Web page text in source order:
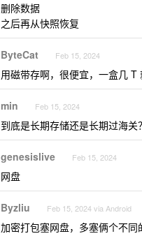
删除数据
之后再从快照恢复
ByteCat Feb 15, 2024
用磁带存啊，很便宜，一盒几
min Feb 15, 2024
到底是长期存储还是长期过海关？
genesislive Feb 15, 2024
网盘
Byzliu Feb 15, 2024 via Android
加密打包塞网盘，多塞俩个不同